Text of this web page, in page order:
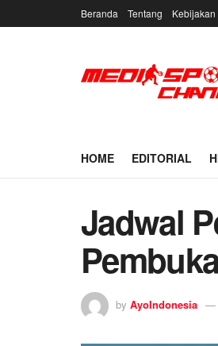
Beranda Tentang Kebijakan
HOME EDITORIAL
Jadwal
by AyoIndonesia